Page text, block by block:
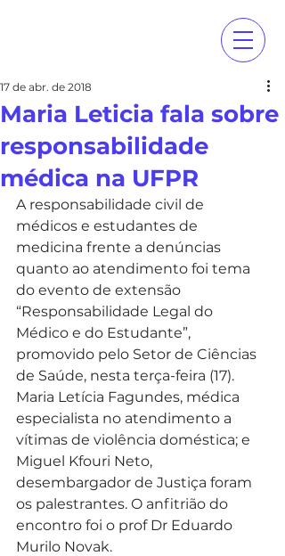
Maria Leticia fala sobre
responsabilidade
médica na UFPR
17 de abr. de 2018
A responsabilidade civil de
médicos e estudantes de
medicina frente a denúncias
quanto ao atendimento foi tema
do evento de extensão
“Responsabilidade Legal do
Médico e do Estudante”,
promovido pelo Setor de Ciências
de Saúde, nesta terça-feira (17).
Maria Letícia Fagundes, médica
especialista no atendimento a
vítimas de violência doméstica; e
Miguel Kfouri Neto,
desembargador de Justiça foram
os palestrantes. O anfitrião do
encontro foi o prof Dr Eduardo
Murilo Novak.